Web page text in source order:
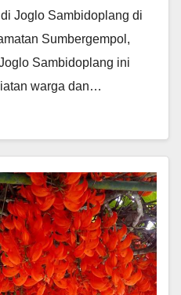
Joglo Sambidoplang di
Sumbergempol,
Sambidoplang ini
warga dan…